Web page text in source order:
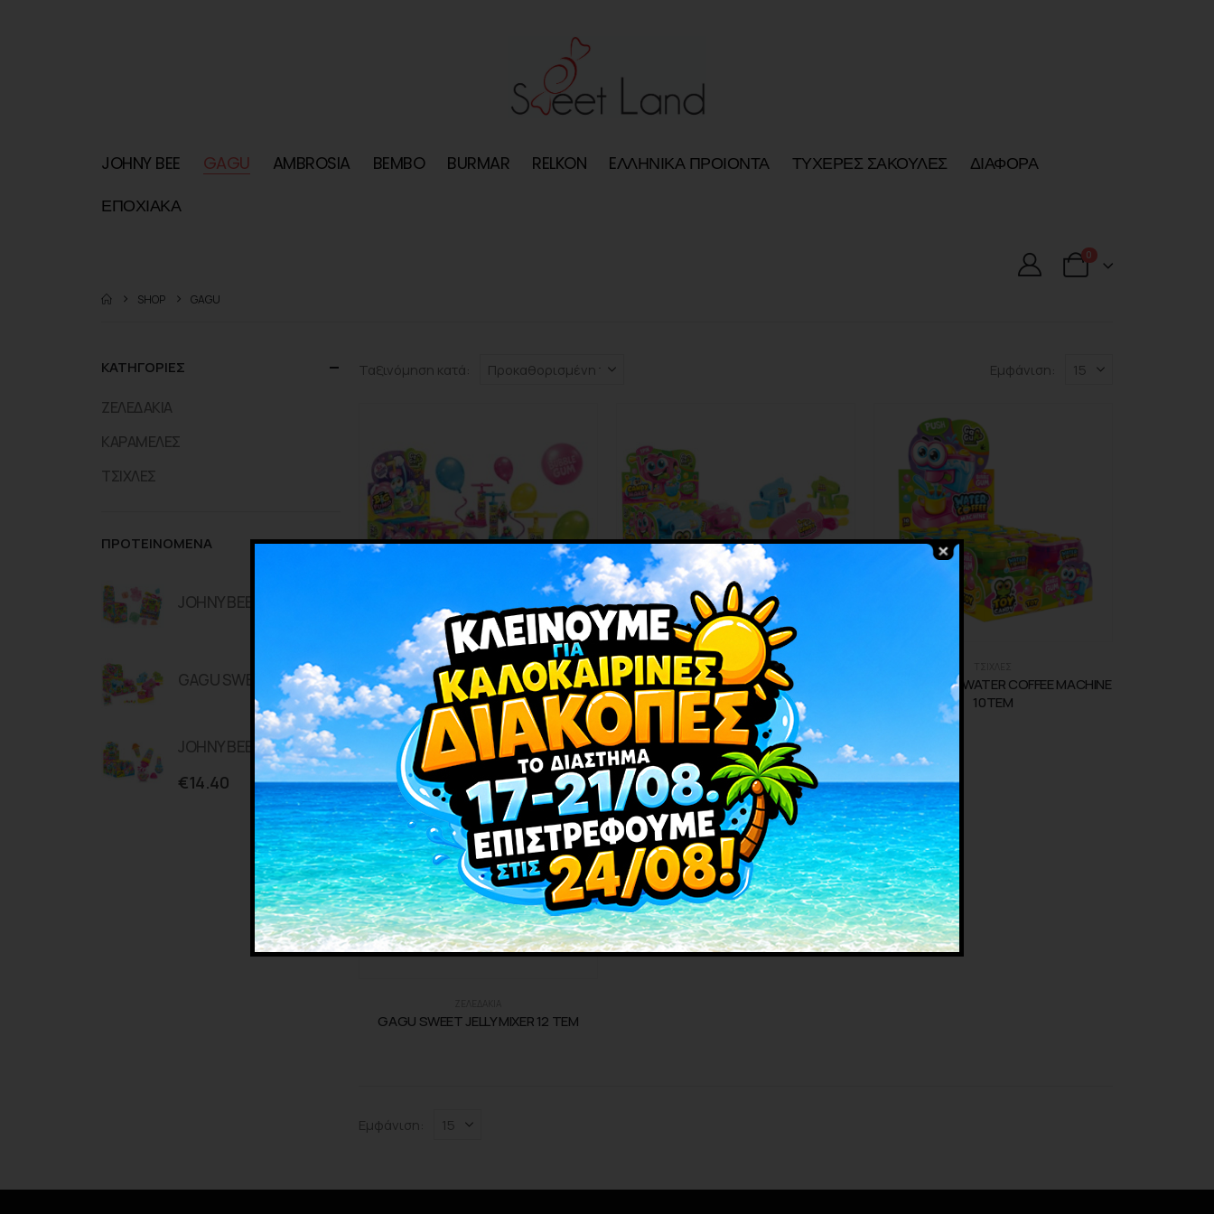
JOHNY BEE GAGU AMBROSIA BEMBO BURMAR RELKON EΛΛΗΝΙΚΑ ΠΡΟΙΟΝΤΑ ΤΥΧΕΡΕΣ ΣΑΚΟΥΛΕΣ
ΔΙΑΦΟΡΑ
ΕΠΟΧΙΑΚΑ
0
SHOP GAGU
Ταξινόμηση κατά: Εμφάνιση:
ΤΣΙΧΛΕΣ
GAGU SWEET BIG PUMP BUBBLE GUM
10TEM
ΚΑΡΑΜΕΛΕΣ
GAGU SWEET CANDY MAKER 8TEM
GAGU SWEET WATER COFFEE MACHINE
10TEM
GAGU SWEET JELLY MIXER 12 TEM
Εμφάνιση:
KΑΤΗΓΟΡΙΕΣ
ΖΕΛΕΔΑΚΙΑ
ΚΑΡΑΜΕΛΕΣ
ΤΣΙΧΛΕΣ
ΠΡΟΤΕΙΝΟΜΕΝΑ
GAGU SWEET CANDY MAKER 8TEM
JOHNY BEE ICE SPRINKLES LAB 12TEM
€14.40